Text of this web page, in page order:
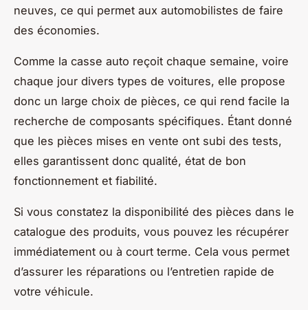
neuves, ce qui permet aux automobilistes de faire
des économies.
Comme la casse auto reçoit chaque semaine, voire
chaque jour divers types de voitures, elle propose
donc un large choix de pièces, ce qui rend facile la
recherche de composants spécifiques. Étant donné
que les pièces mises en vente ont subi des tests,
elles garantissent donc qualité, état de bon
fonctionnement et fiabilité.
Si vous constatez la disponibilité des pièces dans le
catalogue des produits, vous pouvez les récupérer
immédiatement ou à court terme. Cela vous permet
d’assurer les réparations ou l’entretien rapide de
votre véhicule.